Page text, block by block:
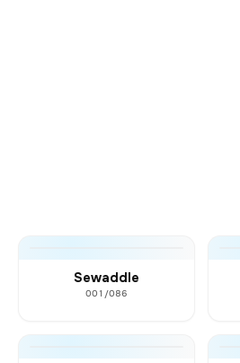
Sewaddle
001/086